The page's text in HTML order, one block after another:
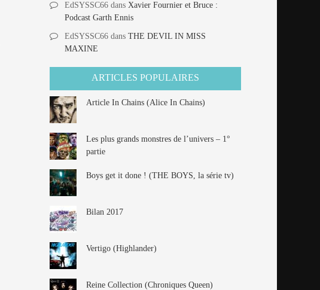
EdSYSSC66 dansXavier Fournier et Bruce :
Podcast Garth Ennis
EdSYSSC66 dansTHE DEVIL IN MISS
MAXINE
ARTICLES POPULAIRES
Article In Chains (Alice In Chains)
Les plus grands monstres de l’univers – 1°
partie
Boys get it done ! (THE BOYS, la série tv)
Bilan 2017
Vertigo (Highlander)
Reine Collection (Chroniques Queen)